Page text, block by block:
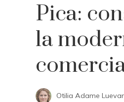
Pica:
la
Otilia Adame